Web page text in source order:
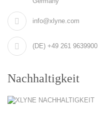
info@xlyne.com
(DE) +49 261 9639900
Nachhaltigkeit